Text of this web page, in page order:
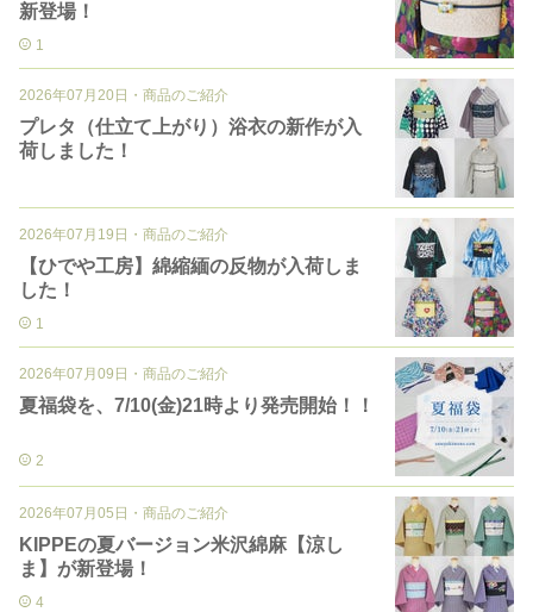
新登場！
1
2026年07月20日 ・ 商品のご紹介
プレタ（仕立て上がり）浴衣の新作が入
荷しました！
2026年07月19日 ・ 商品のご紹介
【ひでや工房】綿縮緬の反物が入荷しま
した！
1
2026年07月09日 ・ 商品のご紹介
夏福袋を、7/10(金)21時より発売開始！！
2
2026年07月05日 ・ 商品のご紹介
KIPPEの夏バージョン米沢綿麻【涼し
ま】が新登場！
4